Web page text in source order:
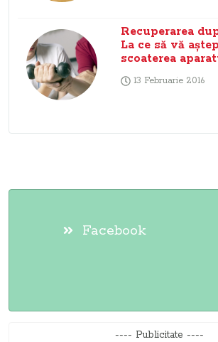
Recuperarea
La ce să vă
scoaterea
13 Februarie 2016
Facebook
---- Publicitate ----